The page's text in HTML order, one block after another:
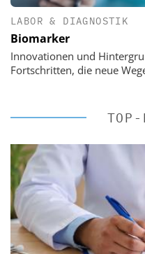
LABOR & DIAGNOSTIK
Biomarker
Innovationen und
Fortschritten, die neue
TOP-